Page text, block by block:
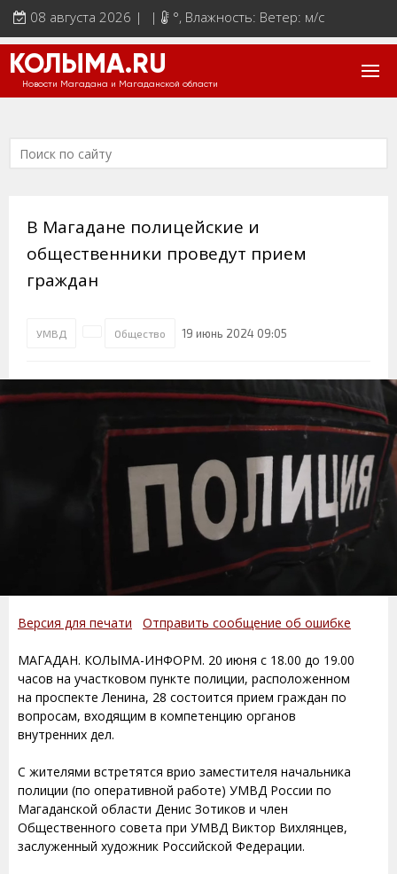
08 августа 2026 | | °, Влажность: Ветер: м/с
КОЛЫМА.RU
Новости Магадана и Магаданской области
В Магадане полицейские и
общественники проведут прием
граждан
УМВД Общество 19 июнь 2024 09:05
Версия для печати Отправить сообщение об ошибке
МАГАДАН. КОЛЫМА-ИНФОРМ. 20 июня с 18.00 до 19.00
часов на участковом пункте полиции, расположенном
на проспекте Ленина, 28 состоится прием граждан по
вопросам, входящим в компетенцию органов
внутренних дел.
С жителями встретятся врио заместителя начальника
полиции (по оперативной работе) УМВД России по
Магаданской области Денис Зотиков и член
Общественного совета при УМВД Виктор Вихлянцев,
заслуженный художник Российской Федерации.